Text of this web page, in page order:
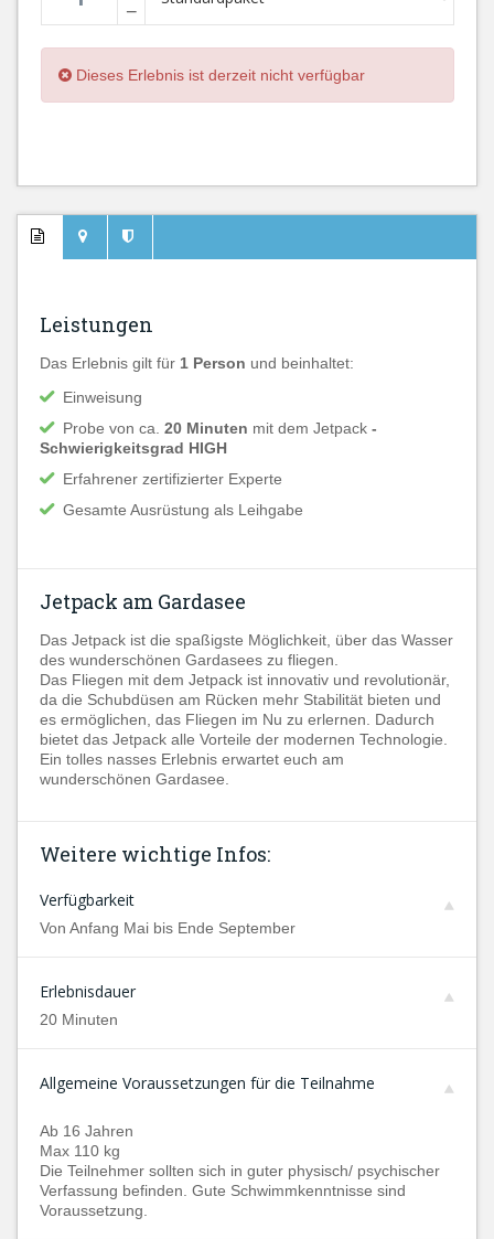
−
Dieses Erlebnis ist derzeit nicht verfügbar
Leistungen
Das Erlebnis gilt für 1 Person und beinhaltet:
Einweisung
Probe von ca. 20 Minuten mit dem Jetpack -
Schwierigkeitsgrad HIGH
Erfahrener zertifizierter Experte
Gesamte Ausrüstung als Leihgabe
Jetpack am Gardasee
Das Jetpack ist die spaßigste Möglichkeit, über das Wasser
des wunderschönen Gardasees zu fliegen.
Das Fliegen mit dem Jetpack ist innovativ und revolutionär,
da die Schubdüsen am Rücken mehr Stabilität bieten und
es ermöglichen, das Fliegen im Nu zu erlernen. Dadurch
bietet das Jetpack alle Vorteile der modernen Technologie.
Ein tolles nasses Erlebnis erwartet euch am
wunderschönen Gardasee.
Weitere wichtige Infos:
Verfügbarkeit
Von Anfang Mai bis Ende September
Erlebnisdauer
20 Minuten
Allgemeine Voraussetzungen für die Teilnahme
Ab 16 Jahren
Max 110 kg
Die Teilnehmer sollten sich in guter physisch/ psychischer
Verfassung befinden. Gute Schwimmkenntnisse sind
Voraussetzung.